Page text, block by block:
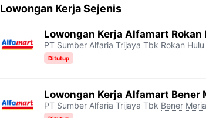
c
b
i
t
l
g
r
m
a
s
A
p
p
L
k
Lowongan Kerja Sejenis
Lowongan Kerja Alfamart Rokan
PT Sumber Alfaria Trijaya Tbk Rokan Hulu
Ditutup
Lowongan Kerja Alfamart Bener
PT Sumber Alfaria Trijaya Tbk Bener